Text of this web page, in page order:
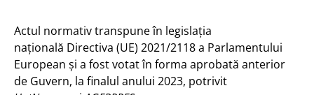
Actul normativ transpune în legislația
națională Directiva (UE) 2021/2118 a Parlamentului
European și a fost votat în forma aprobată anterior
de Guvern, la finalul anului 2023, potrivit